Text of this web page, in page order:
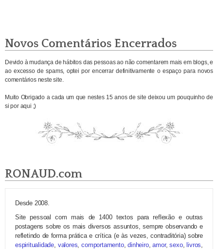
Novos Comentários Encerrados
Devido à mudança de hábitos das pessoas ao não comentarem mais em blogs, e
ao excesso de spams, optei por encerrar definitivamente o espaço para novos
comentários neste site.
Muito Obrigado a cada um que nestes 15 anos de site deixou um pouquinho de
si por aqui ;)
RONAUD.com
Desde 2008.
Site pessoal com mais de 1400 textos para reflexão e outras
postagens sobre os mais diversos assuntos, sempre observando e
refletindo de forma prática e crítica (e às vezes, contraditória) sobre
espiritualidade, valores,comportamento,dinheiro,amor,sexo, livros,